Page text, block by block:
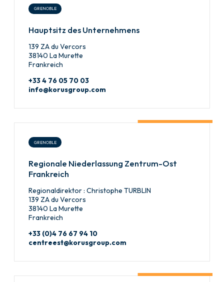
GRENOBLE
Hauptsitz des Unternehmens
139 ZA du Vercors
38140 La Murette
Frankreich
+33 4 76 05 70 03
info@korusgroup.com
GRENOBLE
Regionale Niederlassung Zentrum-Ost
Frankreich
Regionaldirektor : Christophe TURBLIN
139 ZA du Vercors
38140 La Murette
Frankreich
+33 (0)4 76 67 94 10
centreest@korusgroup.com